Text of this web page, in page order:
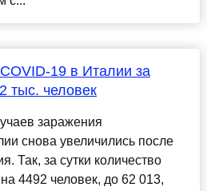
19 в Италии за
тыс. человек
заражения
снова увеличились после
Так, за сутки количество
4492 человек, до 62 013,